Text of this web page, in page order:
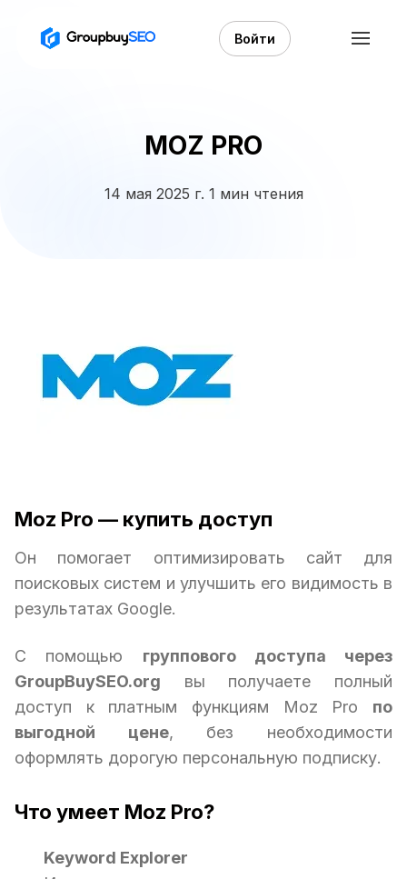
Войти
MOZ PRO
14 мая 2025 г. 1 мин чтения
Moz Pro — купить доступ
Он помогает оптимизировать сайт для
поисковых систем и улучшить его видимость в
результатах Google.
С помощью группового доступа через
GroupBuySEO.org вы получаете полный
доступ к платным функциям Moz Pro по
выгодной цене, без необходимости
оформлять дорогую персональную подписку.
Что умеет Moz Pro?
Keyword Explorer